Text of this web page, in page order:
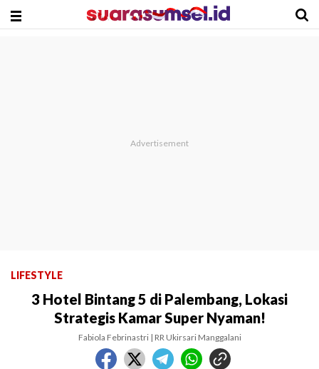
LIFESTYLE
3 Hotel Bintang 5 di Palembang, Lokasi
Strategis Kamar Super Nyaman!
Fabiola Febrinastri | RR Ukirsari Manggalani